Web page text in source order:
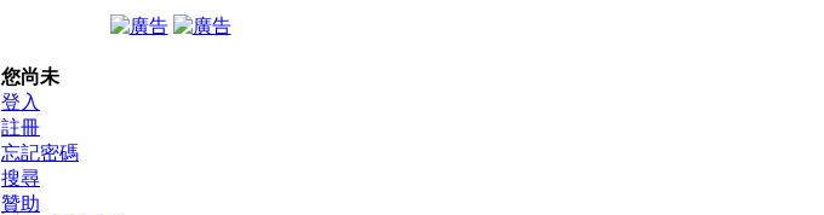
您尚未
登入
註冊
忘記密碼
搜尋
贊助